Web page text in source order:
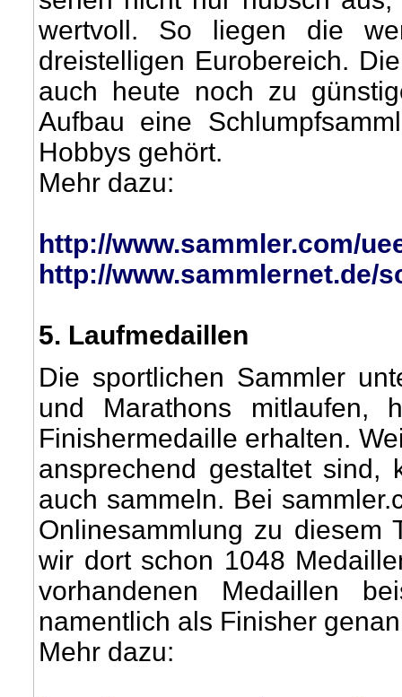
wertvoll. So liegen die
dreistelligen Eurobereich.
auch heute noch zu
Aufbau eine
Hobbys gehört.
Mehr dazu:
http://www.sammler.com/
http://www.sammlernet.de/
5. Laufmedaillen
Die sportlichen Sammler
und Marathons mitlaufen,
Finishermedaille erhalten.
ansprechend gestaltet sind,
auch sammeln. Bei
Onlinesammlung zu diesem
wir dort schon 1048
vorhandenen Medaillen
namentlich als Finisher
Mehr dazu: